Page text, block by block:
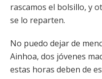
rascamos el bolsillo, y
se lo reparten.
No puedo dejar de
Ainhoa, dos jóvenes
estas horas deben de